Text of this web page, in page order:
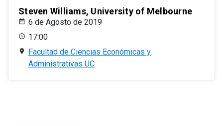
Steven Williams, University of Melbourne
6 de Agosto de 2019
17:00
Facultad de Ciencias Económicas y
Administrativas UC